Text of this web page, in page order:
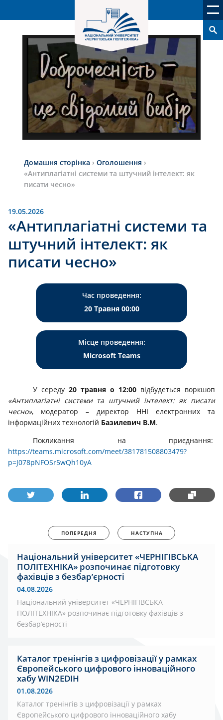
Домашня сторінка › Оголошення ›
«Антиплагіатні системи та штучний інтелект: як
писати чесно»
19.05.2026
«Антиплагіатні системи та
штучний інтелект: як
писати чесно»
Час проведення:
20 Травня 00:00
Місце проведення:
Microsoft Тeams
У середу 20 травня о 12:00 відбудеться воркшоп
«Антиплагіатні системи та штучний інтелект: як писати
чесно», модератор – директор ННІ електронних та
інформаційних технологій Базилевич В.М.
Покликання на приєднання:
https://teams.microsoft.com/meet/381781508803479?
p=J078pNFOSr5wQh10yA
ПОПЕРЕДНЯ НАСТУПНА
Національний університет «ЧЕРНІГІВСЬКА
ПОЛІТЕХНІКА» розпочинає підготовку
фахівців з безбар’єрності
04.08.2026
Національний університет «ЧЕРНІГІВСЬКА
ПОЛІТЕХНІКА» розпочинає підготовку фахівців з
безбар’єрності
Каталог тренінгів з цифровізації у рамках
Європейського цифрового інноваційного
хабу WIN2EDIH
01.08.2026
Каталог тренінгів з цифровізації у рамках
Європейського цифрового інноваційного хабу